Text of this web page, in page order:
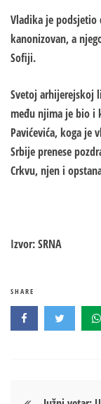
Vladika je
kanonizovan, a
Sofiji.
Svetoj arhijerejskoj
među njima je bio i
Pavićevića, koga je
Srbije prenese
Crkvu, njen i
Izvor: SRNA
SHARE